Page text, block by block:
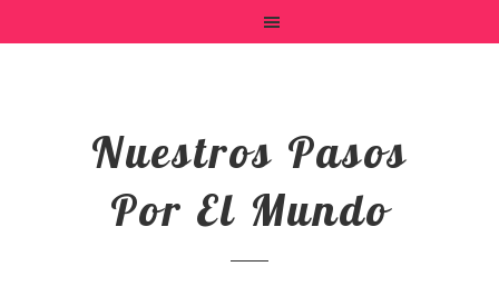
Nuestros Pasos
Por El Mundo